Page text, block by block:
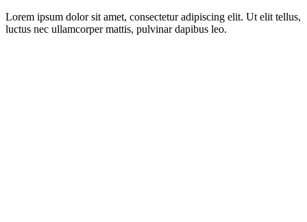
Lorem ipsum dolor sit amet, consectetur adipiscing elit. Ut elit tellus,
luctus nec ullamcorper mattis, pulvinar dapibus leo.